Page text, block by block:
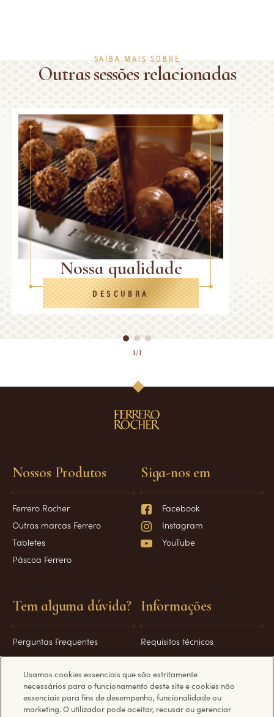
SAIBA MAIS SOBRE
Outras sessões relacionadas
Nossa qualidade
DESCUBRA
1/3
Nossos Produtos
Ferrero Rocher
Outras marcas Ferrero
Tabletes
Páscoa Ferrero
Tem alguma dúvida?
Perguntas Frequentes
Fale Conosco
Informações
Requisitos técnicos
Política de Privacidade
Política de Cookies
Siga-nos em
Facebook
Instagram
YouTube
Usamos cookies essenciais que são estritamente
necessários para o funcionamento deste site e cookies não
essenciais para fins de desempenho, funcionalidade ou
marketing. O utilizador pode aceitar, recusar ou gerenciar